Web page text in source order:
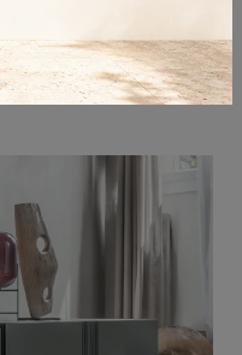
Clicca e scopri il modello TIME UNIT TI 105 Tomasella: questo mobile per la televisione in melaminico è tra le più belle soluzioni per il soggiorno.